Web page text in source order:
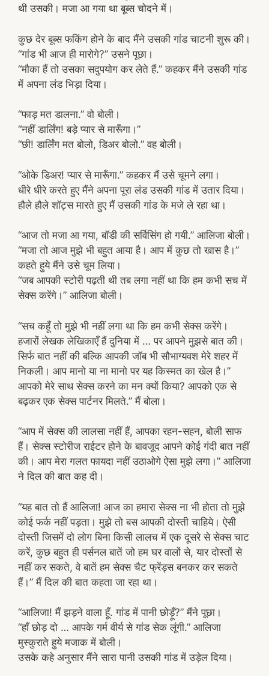
थी उसकी। मजा आ गया था बूब्स चोदने में।
कुछ देर बूब्स फकिंग होने के बाद मैंने उसकी गांड चाटनी शुरू की।
“गांड भी आज ही मारोगे?” उसने पूछा।
“मौका हैं तो उसका सदुपयोग कर लेते हैं.” कहकर मैंने उसकी गांड
में अपना लंड भिड़ा दिया।
“फाड़ मत डालना.” वो बोली।
“नहीं डार्लिंग! बड़े प्यार से मारूँगा।”
“छी! डार्लिंग मत बोलो, डिअर बोलो.” वह बोली।
“ओके डिअर! प्यार से मारूँगा.” कहकर मैं उसे चूमने लगा।
धीरे धीरे करते हुए मैंने अपना पूरा लंड उसकी गांड में उतार दिया।
हौले हौले शॉट्स मारते हुए मैं उसकी गांड के मजे ले रहा था।
“आज तो मजा आ गया, बॉडी की सर्विसिंग हो गयी.” आलिजा बोली।
“मजा तो आज मुझे भी बहुत आया है। आप में कुछ तो खास है।”
कहते हुये मैंने उसे चूम लिया।
“जब आपकी स्टोरी पढ़ती थी तब लगा नहीं था कि हम कभी सच में
सेक्स करेंगे।” आलिजा बोली।
“सच कहूँ तो मुझे भी नहीं लगा था कि हम कभी सेक्स करेंगे।
हजारों लेखक लेखिकाएँ हैं दुनिया में … पर आपने मुझसे बात की।
सिर्फ बात नहीं की बल्कि आपकी जॉब भी सौभाग्यवश मेरे शहर में
निकली। आप मानो या ना मानो पर यह किस्मत का खेल है।”
आपको मेरे साथ सेक्स करने का मन क्यों किया? आपको एक से
बढ़कर एक सेक्स पार्टनर मिलते.” मैं बोला।
“आप में सेक्स की लालसा नहीं हैं, आपका रहन-सहन, बोली साफ
हैं। सेक्स स्टोरीज राईटर होने के बावजूद आपने कोई गंदी बात नहीं
की। आप मेरा गलत फायदा नहीं उठाओगे ऐसा मुझे लगा।” आलिजा
ने दिल की बात कह दी।
“यह बात तो हैं आलिजा! आज का हमारा सेक्स ना भी होता तो मुझे
कोई फर्क नहीं पड़ता। मुझे तो बस आपकी दोस्ती चाहिये। ऐसी
दोस्ती जिसमें दो लोग बिना किसी लालच में एक दूसरे से सेक्स चाट
करें, कुछ बहुत ही पर्सनल बातें जो हम घर वालों से, यार दोस्तों से
नहीं कर सकते, वे बातें हम सेक्स चैट फ्रेंड्स बनकर कर सकते
हैं।” मैं दिल की बात कहता जा रहा था।
“आलिजा! मैं झड़ने वाला हूँ. गांड में पानी छोड़ूँ?” मैंने पूछा।
“हाँ छोड़ दो … आपके गर्म वीर्य से गांड सेक लूंगी.” आलिजा
मुस्कुराते हुये मजाक में बोली।
उसके कहे अनुसार मैंने सारा पानी उसकी गांड में उड़ेल दिया।